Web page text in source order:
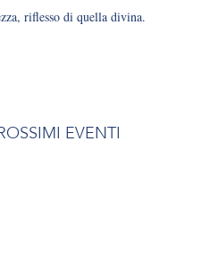
riflesso di quella divina.
EVENTI